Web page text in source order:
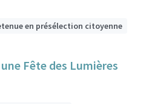
en présélection citoyenne
Fête des Lumières